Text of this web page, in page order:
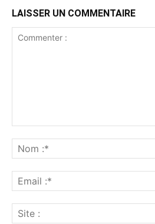
LAISSER UN COMMENTAIRE